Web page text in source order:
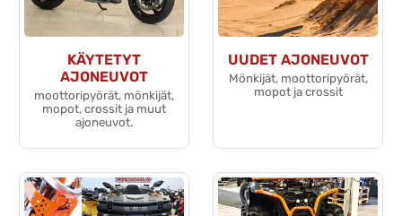
KÄYTETYT
AJONEUVOT
moottoripyörät, mönkijät,
mopot, crossit ja muut
ajoneuvot.
UUDET AJONEUVOT
Mönkijät, moottoripyörät,
mopot ja crossit